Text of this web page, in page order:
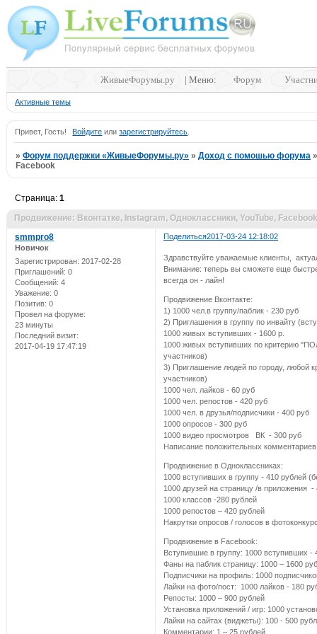
ЖивыеФорумы.ру | Меню: Форум
Активные темы
Привет, Гость! Войдите илизарегистрируйтесь
»Форум поддержки «ЖивыеФорумы.ру» »Доход с помошью форума
Facebook
Продвижение: Вконтатке, Instagram, Одноклассники, YouTube, Facebook
Страница:1
Поделиться2017-03-24 12:18:02
smmpro8
Новичок
Зарегистрирован: 2017-02-28
Приглашений: 0
Сообщений: 4
Уважение: 0
Позитив: 0
Провел на форуме:
23 минуты
Последний визит:
2017-04-19 17:47:19
Здравствуйте уважаемые клиенты,
Внимание: теперь вы сможете еще
всегда он - лайн!
Продвижение Вконтакте:
1) 1000 чел.в группу/паблик - 230 руб
2) Приглашения в группу по инвайту
1000 живых вступивших - 1600 р.
1000 живых вступивших по критерию
участников)
3) Приглашение людей по городу, любой
участников)
1000 чел. лайков - 60 руб
1000 чел. репостов - 420 руб
1000 чел. в друзья/подписчики - 400 руб
1000 опросов - 300 руб
1000 видео просмотров ВК - 300 руб
Написание положительных
Продвижение в Одноклассниках:
1000 вступивших в группу - 410 рублей
1000 друзей на страницу /в приложения -
1000 классов -280 рублей
1000 репостов – 420 рублей
Накрутки опросов / голосов в
Продвижение в Facebook:
Вступившие в группу: 1000 вступивших -
Фаны на паблик страницу: 1000 – 1600
Подписчики на профиль: 1000
Лайки на фото/пост: 1000 лайков - 180
Репосты: 1000 – 900 рублей
Установка приложений / игр: 1000
Лайки на сайтах (виджеты): 100 - 500
Комментарии: 1 – 25 рублей